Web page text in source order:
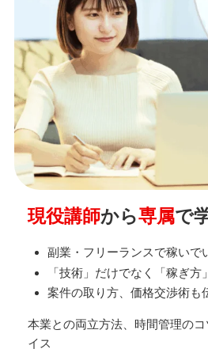
現役講師から専属で
副業・フリーランスで稼いで
「技術」だけでなく「稼ぎ方
案件の取り方、価格交渉術も
本業との両立方法、時間管理の
イス